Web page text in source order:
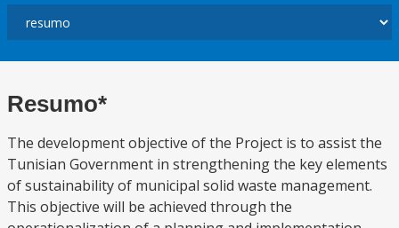
Resumo*
The development objective of the Project is to assist the
Tunisian Government in strengthening the key elements
of sustainability of municipal solid waste management.
This objective will be achieved through the